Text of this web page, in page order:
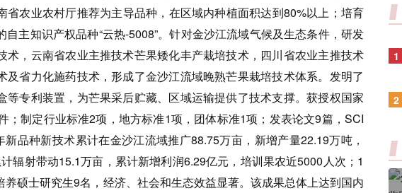
省农业农村厅推荐为主导品种，在区域内种植面积达到80%以上；培育
主知识产权品种“云热-5008”。针对金沙江流域气候及生态条件，研发
术，云南省农业主推技术芒果矮化丰产栽培技术，四川省农业主推技术
及省力化施药技术，形成了金沙江流域晚熟芒果栽培技术体系。发明了
等专利装置，为芒果采后贮藏、区域运输提供了技术支撑。获授权国家
；制定行业标准2项，地方标准1项，团体标准1项；发表论文9篇，SCI
品种新技术累计在金沙江流域推广88.75万亩，新增产量22.19万吨，
辐射带动15.1万亩，累计新增利润6.29亿元，培训果农近5000人次；1
硕士研究生9名，经济、社会和生态效益显著。该成果总体上达到国内
1
2